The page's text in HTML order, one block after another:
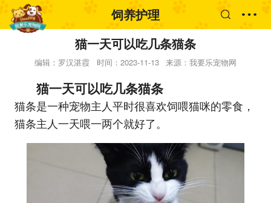
饲养护理
猫一天可以吃几条猫条
编辑：罗汉湛霞 时间：2023-11-13 来源：我要乐宠物网
猫一天可以吃几条猫条
猫条是一种宠物主人平时很喜欢饲喂猫咪的零食，
猫条主人一天喂一两个就好了。